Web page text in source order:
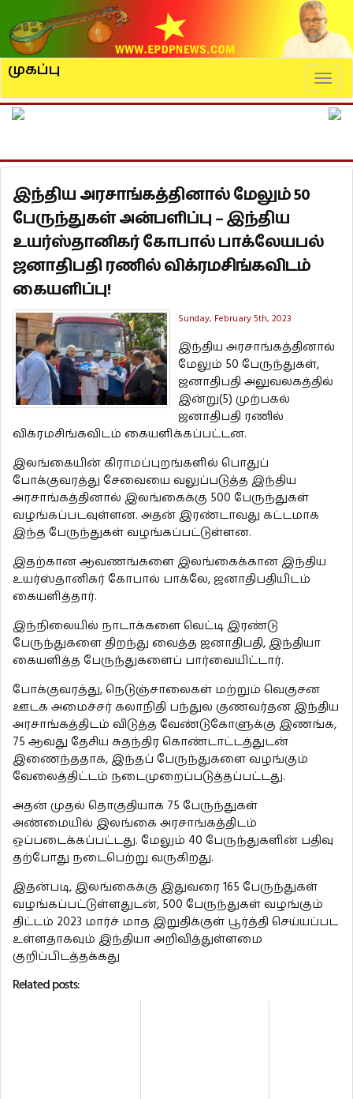
முகப்பு
இந்திய அரசாங்கத்தினால் மேலும் 50
பேருந்துகள் அன்பளிப்பு – இந்திய
உயர்ஸ்தானிகர் கோபால் பாக்லேயபல்
ஜனாதிபதி ரணில் விக்ரமசிங்கவிடம்
கையளிப்பு!
Sunday, February 5th, 2023
இந்திய அரசாங்கத்தினால்
மேலும் 50 பேருந்துகள்,
ஜனாதிபதி அலுவலகத்தில்
இன்று(5) முற்பகல்
ஜனாதிபதி ரணில்
விக்ரமசிங்கவிடம் கையளிக்கப்பட்டன.
இலங்கையின் கிராமப்புறங்களில் பொதுப்
போக்குவரத்து சேவையை வலுப்படுத்த இந்திய
அரசாங்கத்தினால் இலங்கைக்கு 500 பேருந்துகள்
வழங்கப்படவுள்ளன. அதன் இரண்டாவது கட்டமாக
இந்த பேருந்துகள் வழங்கப்பட்டுள்ளன.
இதற்கான ஆவணங்களை இலங்கைக்கான இந்திய
உயர்ஸ்தானிகர் கோபால் பாக்லே, ஜனாதிபதியிடம்
கையளித்தார்.
இந்நிலையில் நாடாக்களை வெட்டி இரண்டு
பேருந்துகளை திறந்து வைத்த ஜனாதிபதி, இந்தியா
கையளித்த பேருந்துகளைப் பார்வையிட்டார்.
போக்குவரத்து, நெடுஞ்சாலைகள் மற்றும் வெகுசன
ஊடக அமைச்சர் கலாநிதி பந்துல குணவர்தன இந்திய
அரசாங்கத்திடம் விடுத்த வேண்டுகோளுக்கு இணங்க,
75 ஆவது தேசிய சுதந்திர கொண்டாட்டத்துடன்
இணைந்ததாக, இந்தப் பேருந்துகளை வழங்கும்
வேலைத்திட்டம் நடைமுறைப்படுத்தப்பட்டது.
அதன் முதல் தொகுதியாக 75 பேருந்துகள்
அண்மையில் இலங்கை அரசாங்கத்திடம்
ஒப்படைக்கப்பட்டது. மேலும் 40 பேருந்துகளின் பதிவு
தற்போது நடைபெற்று வருகிறது.
இதன்படி, இலங்கைக்கு இதுவரை 165 பேருந்துகள்
வழங்கப்பட்டுள்ளதுடன், 500 பேருந்துகள் வழங்கும்
திட்டம் 2023 மார்ச் மாத இறுதிக்குள் பூர்த்தி செய்யப்பட
உள்ளதாகவும் இந்தியா அறிவித்துள்ளமை
குறிப்பிடத்தக்கது
Related posts: